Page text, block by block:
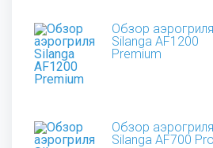
Обзор аэрогриля
Silanga AF1200
Premium
Обзор аэрогриля
Silanga AF700 Pro